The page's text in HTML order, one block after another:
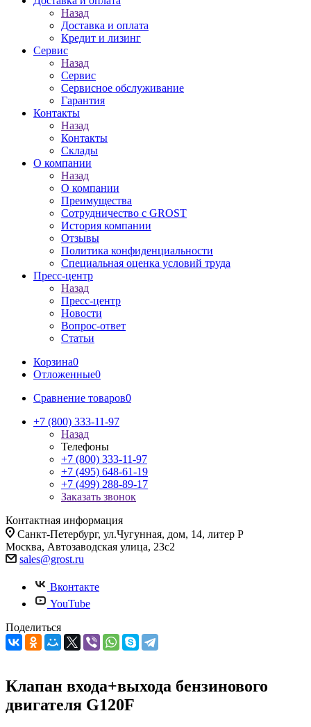
Назад
Доставка и оплата
Кредит и лизинг
Сервис
Назад
Сервис
Сервисное обслуживание
Гарантия
Контакты
Назад
Контакты
Склады
О компании
Назад
О компании
Преимущества
Сотрудничество с GROST
История компании
Отзывы
Политика конфиденциальности
Специальная оценка условий труда
Пресс-центр
Назад
Пресс-центр
Новости
Вопрос-ответ
Статьи
Корзина0
Отложенные0
Сравнение товаров0
+7 (800) 333-11-97
Назад
Телефоны
+7 (800) 333-11-97
+7 (495) 648-61-19
+7 (499) 288-89-17
Заказать звонок
Контактная информация
Санкт-Петербург, ул.Чугунная, дом, 14, литер Р
Москва, Автозаводская улица, 23с2
sales@grost.ru
Вконтакте
YouTube
Поделиться
Клапан входа+выхода бензинового
двигателя G120F